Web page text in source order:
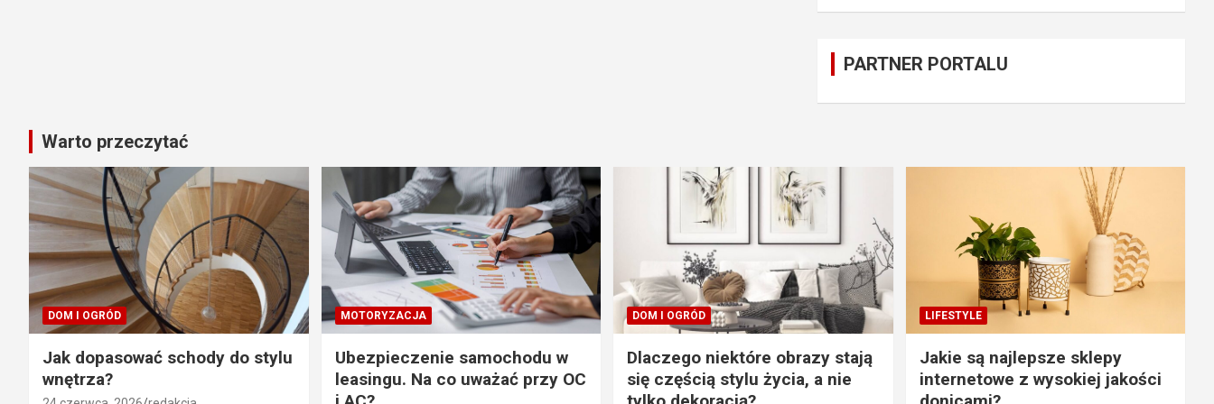
PARTNER PORTALU
Warto przeczytać
DOM I OGRÓD
Jak dopasować schody do stylu
wnętrza?
MOTORYZACJA
Ubezpieczenie samochodu w
leasingu. Na co uważać przy OC
DOM I OGRÓD
Dlaczego niektóre obrazy stają
się częścią stylu życia, a nie
LIFESTYLE
Jakie są najlepsze sklepy
internetowe z wysokiej jakości